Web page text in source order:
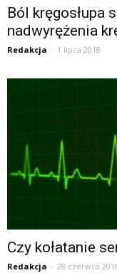
Ból kręgosłupa
nadwyrężenia
Redakcja - 1 lipca 2018
Czy kołatanie
Redakcja - 28 czerwca